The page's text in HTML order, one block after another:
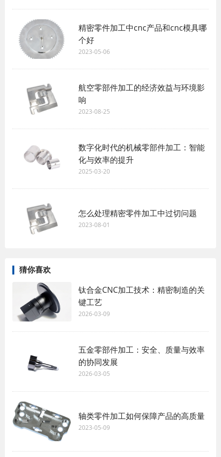
精密零件加工中cnc产品和cnc模具哪
个好
2023-05-06
航空零部件加工的经济效益与环境影
响
2023-08-25
数字化时代的机械零部件加工：智能
化与效率的提升
2025-03-20
怎么处理精密零件加工中过切问题
2023-08-01
猜你喜欢
钛合金CNC加工技术：精密制造的关
键工艺
2026-03-09
五金零部件加工：安全、质量与效率
的协同发展
2026-03-05
轴类零件加工如何保障产品的高质量
2023-05-09